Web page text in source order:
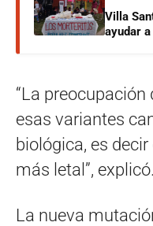
Villa
ayudar
“La preocupación
esas variantes
biológica, es
más letal”, explicó.
La nueva